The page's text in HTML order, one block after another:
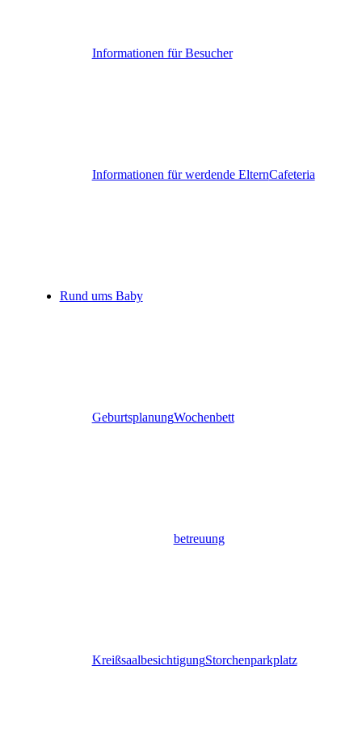
Informationen für Besucher
Informationen für werdende ElternCafeteria
Rund ums Baby
GeburtsplanungWochenbett
betreuung
KreißsaalbesichtigungStorchenparkplatz